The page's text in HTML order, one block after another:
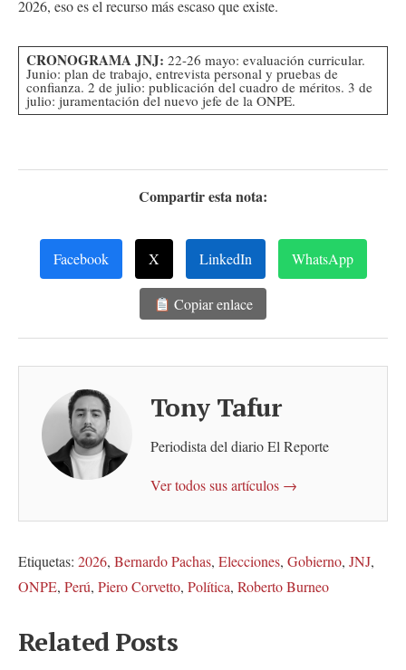
2026, eso es el recurso más escaso que existe.
CRONOGRAMA JNJ: 22-26 mayo: evaluación curricular.
Junio: plan de trabajo, entrevista personal y pruebas de
confianza. 2 de julio: publicación del cuadro de méritos. 3 de
julio: juramentación del nuevo jefe de la ONPE.
Compartir esta nota:
Facebook X LinkedIn WhatsApp
Copiar enlace
Tony Tafur
Periodista del diario El Reporte
Ver todos sus artículos →
Etiquetas: 2026, Bernardo Pachas, Elecciones, Gobierno, JNJ,
ONPE, Perú, Piero Corvetto, Política, Roberto Burneo
Related Posts